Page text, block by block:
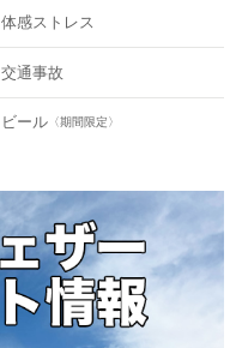
体感ストレス
交通事故
ビール 〈期間限定〉